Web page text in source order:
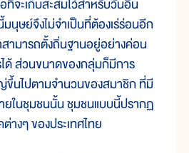
จะเก็บสะสมไว้สำหรับวันอื่น
นุษย์จึงไม่จำเป็นที่ต้องเร่ร่อนอีก
สามารถตั้งถิ่นฐานอยู่อย่างค่อน
ด้ ส่วนขนาดของกลุ่มก็มีการ
ขึ้นไปตามจำนวนของสมาชิก ที่มี
ยในชุมชนนั้น ชุมชนแบบนี้ปรากฏ
างๆ ของประเทศไทย